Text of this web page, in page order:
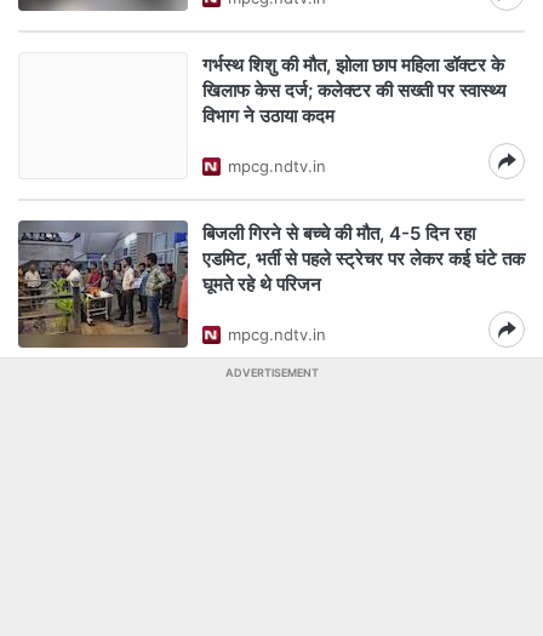
गर्भस्थ शिशु की मौत, झोला छाप महिला डॉक्टर के
खिलाफ केस दर्ज; कलेक्टर की सख्ती पर स्वास्थ्य
विभाग ने उठाया कदम
mpcg.ndtv.in
बिजली गिरने से बच्चे की मौत, 4-5 दिन रहा
एडमिट, भर्ती से पहले स्ट्रेचर पर लेकर कई घंटे तक
घूमते रहे थे परिजन
mpcg.ndtv.in
ADVERTISEMENT